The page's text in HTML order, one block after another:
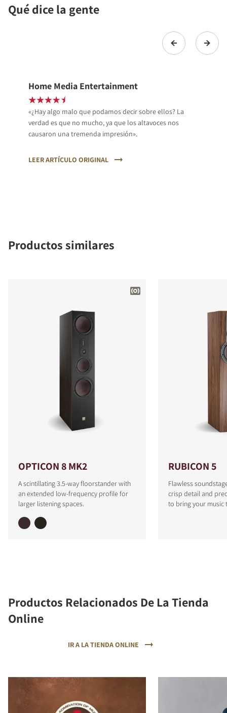
Qué dice la gente
Home Media Entertainment
«¿Hay algo malo que podamos decir sobre ellos? La
verdad es que no mucho, ya que los altavoces nos
causaron una tremenda impresión».
LEER ARTÍCULO ORIGINAL
Productos similares
OPTICON 8 MK2
A scintillating 3.5-way floorstander with
an extended low-frequency profile for
larger listening spaces.
RUBICON 5
Flawless
crisp detail and
to bring your music
Productos Relacionados De La Tienda
Online
IR A LA TIENDA ONLINE